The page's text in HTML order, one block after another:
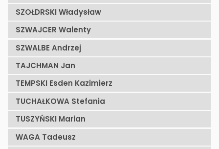
SZOŁDRSKI Władysław
SZWAJCER Walenty
SZWALBE Andrzej
TAJCHMAN Jan
TEMPSKI Esden Kazimierz
TUCHAŁKOWA Stefania
TUSZYŃSKI Marian
WAGA Tadeusz